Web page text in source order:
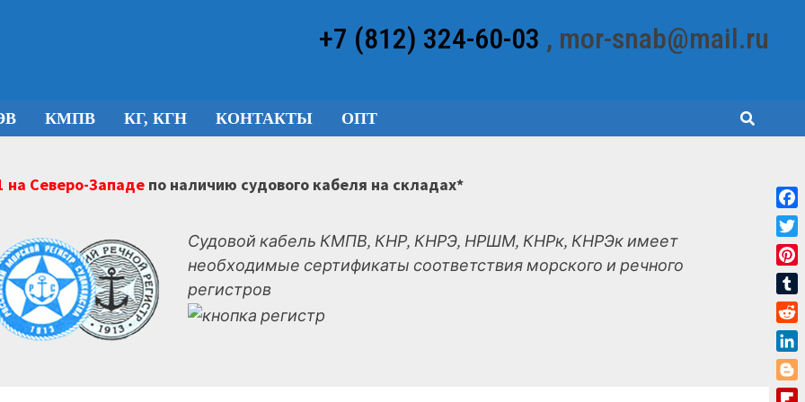
+7 (812) 324-60-03 , mor-snab@mail.ru
КМПВ КГ, КГН КОНТАКТЫ ОПТ
Северо-Западепо наличию судового кабеля на складах*
Судовой кабель КМПВ, КНР, КНРЭ, НРШМ, КНРк, КНРЭк имеет
необходимые сертификаты соответствия морского и речного
регистров